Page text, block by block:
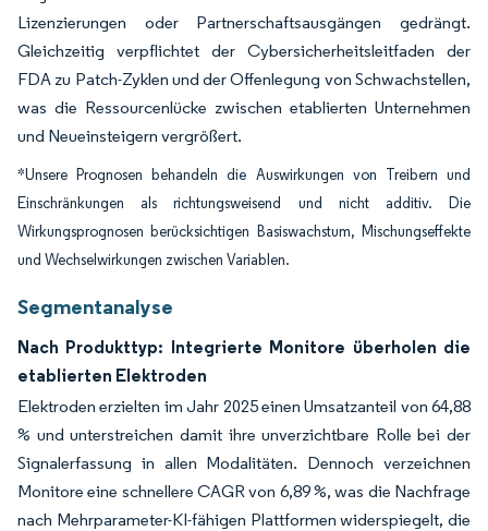
Lizenzierungen oder Partnerschaftsausgängen gedrängt.
Gleichzeitig verpflichtet der Cybersicherheitsleitfaden der
FDA zu Patch-Zyklen und der Offenlegung von Schwachstellen,
was die Ressourcenlücke zwischen etablierten Unternehmen
und Neueinsteigern vergrößert.
*Unsere Prognosen behandeln die Auswirkungen von Treibern und
Einschränkungen als richtungsweisend und nicht additiv. Die
Wirkungsprognosen berücksichtigen Basiswachstum, Mischungseffekte
und Wechselwirkungen zwischen Variablen.
Segmentanalyse
Nach Produkttyp: Integrierte Monitore überholen die
etablierten Elektroden
Elektroden erzielten im Jahr 2025 einen Umsatzanteil von 64,88
% und unterstreichen damit ihre unverzichtbare Rolle bei der
Signalerfassung in allen Modalitäten. Dennoch verzeichnen
Monitore eine schnellere CAGR von 6,89 %, was die Nachfrage
nach Mehrparameter-KI-fähigen Plattformen widerspiegelt, die